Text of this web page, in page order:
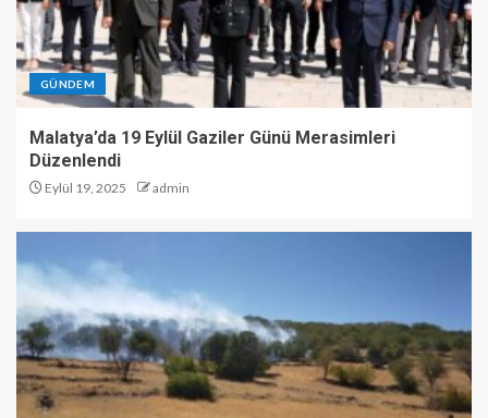
GÜNDEM
Malatya’da 19 Eylül Gaziler Günü Merasimleri
Düzenlendi
Eylül 19, 2025 admin